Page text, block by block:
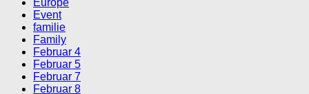
Europe
Event
familie
Family
Februar 4
Februar 5
Februar 7
Februar 8